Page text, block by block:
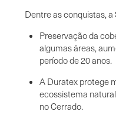
Dentre as conquistas, a
Preservação da
algumas áreas,
período de 20 anos.
A Duratex protege
ecossistema
no Cerrado.